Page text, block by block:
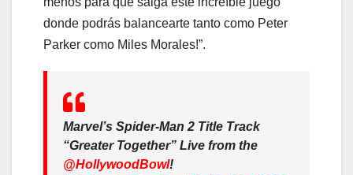
donde podrás balancearte tanto como Peter
Parker como Miles Morales!”.
Marvel’s Spider-Man 2 Title Track
“Greater Together” Live from the
@HollywoodBowl!